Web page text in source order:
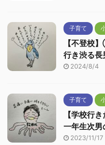
子育て
【不登校
行き渋る長
2024/8/4
子育て
【学校行
一年生次男
2023/11/17